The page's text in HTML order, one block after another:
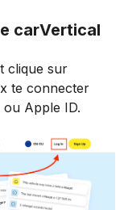
carVertical
clique sur
te connecter
Apple ID.